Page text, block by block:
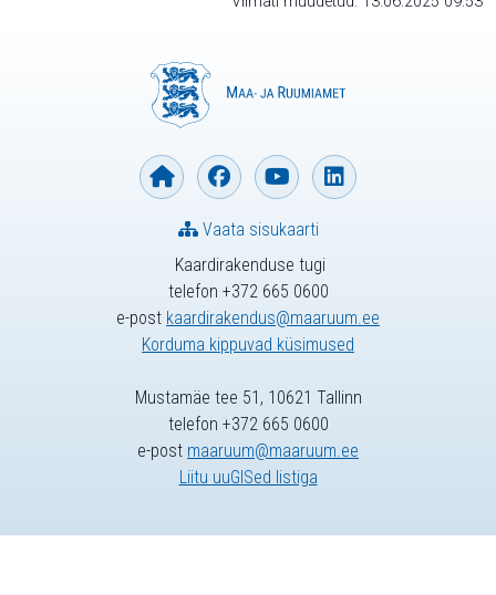
Kaardirakenduse tugi
telefon +372 665 0600
e-post kaardirakendus@maaruum.ee
Korduma kippuvad küsimused
Vaata sisukaarti
Mustamäe tee 51, 10621 Tallinn
telefon +372 665 0600
e-post maaruum@maaruum.ee
Liitu uuGISed listiga